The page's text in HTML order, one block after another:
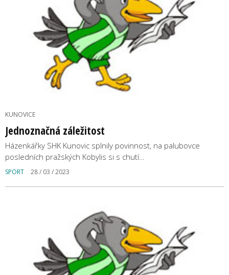
KUNOVICE
Jednoznačná záležitost
Házenkářky SHK Kunovic splnily povinnost, na palubovce
posledních pražských Kobylis si s chutí…
SPORT 28 / 03 / 2023